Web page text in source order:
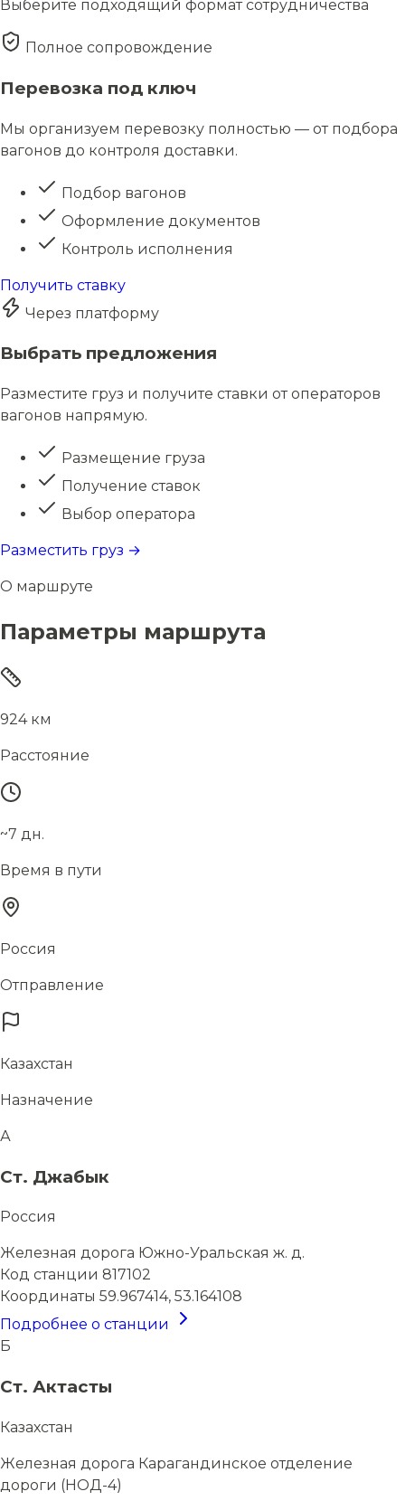
Выберите подходящий формат сотрудничества
Полное сопровождение
Перевозка под ключ
Мы организуем перевозку полностью — от подбора
вагонов до контроля доставки.
Подбор вагонов
Оформление документов
Контроль исполнения
Получить ставку
Через платформу
Выбрать предложения
Разместите груз и получите ставки от операторов
вагонов напрямую.
Размещение груза
Получение ставок
Выбор оператора
Разместить груз →
О маршруте
Параметры маршрута
924 км
Расстояние
~7 дн.
Время в пути
Россия
Отправление
Казахстан
Назначение
А
Ст. Джабык
Россия
Железная дорога Южно-Уральская ж. д.
Код станции 817102
Координаты 59.967414, 53.164108
Подробнее о станции
Б
Ст. Актасты
Казахстан
Железная дорога Карагандинское отделение
дороги (НОД-4)